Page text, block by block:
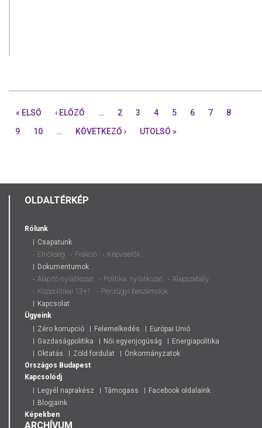
« ELSŐ ‹ ELŐZŐ … 2 3 4 5 6 7
8
9
10 … KÖVETKEZŐ › UTOLSÓ »
OLDALTÉRKÉP
Rólunk
Csapatunk
Elnökség
Frakció
Képviselők
Dokumentumok
Alapító nyilatkozat
Politikai nyilatkozat
Alapszabály
Közpolitikai 13+1
Pénzügyi beszámolók
Kapcsolat
Ügyeink
Zéro korrupció
Felemelkedés
Európai Unió
Gazdaságpolitika
Női egyenjogúság
Energiapolitika
Oktatás
Zöld fordulat
Önkormányzatok
Országos Budapest
Kapcsolódj
Legyél naprakész
Támogass
Facebook oldalaink
Blogjaink
Képekben
ARCHÍVUM